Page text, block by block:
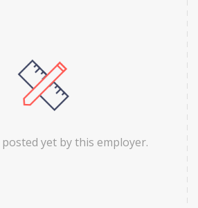
yet by this employer.